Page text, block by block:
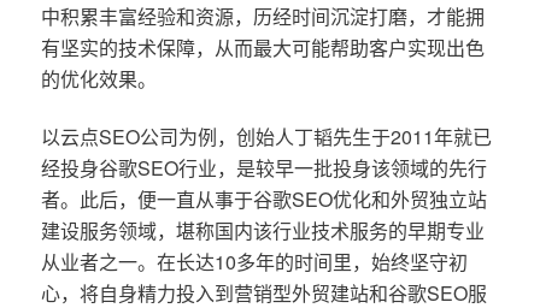
中积累丰富经验和资源，历经时间沉淀打磨，才能拥
有坚实的技术保障，从而最大可能帮助客户实现出色
的优化效果。
以云点SEO公司为例，创始人丁韬先生于2011年就已
经投身谷歌SEO行业，是较早一批投身该领域的先行
者。此后，便一直从事于谷歌SEO优化和外贸独立站
建设服务领域，堪称国内该行业技术服务的早期专业
从业者之一。在长达10多年的时间里，始终坚守初
心，将自身精力投入到营销型外贸建站和谷歌SEO服